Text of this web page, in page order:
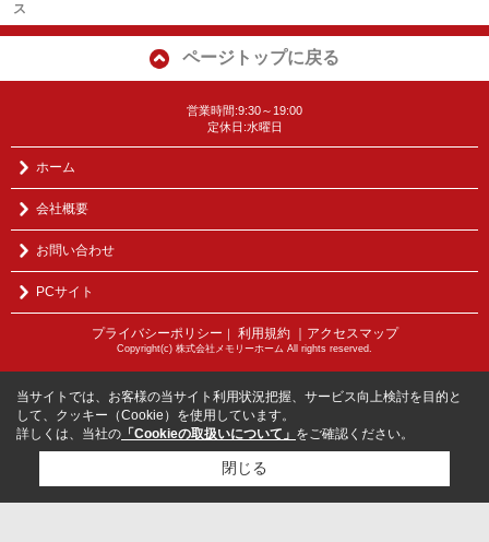
ス
ページトップに戻る
営業時間:9:30～19:00
定休日:水曜日
ホーム
会社概要
お問い合わせ
PCサイト
プライバシーポリシー 利用規約 ｜アクセスマップ
Copyright(c) 株式会社メモリーホーム All rights reserved.
当サイトでは、お客様の当サイト利用状況把握、サービス向上検討を目的と
して、クッキー（Cookie）を使用しています。
詳しくは、当社の 「Cookieの取扱いについて」 をご確認ください。
閉じる